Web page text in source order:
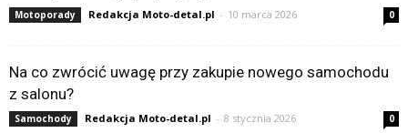
Motoporady Redakcja Moto-detal.pl - 10 marca 2026 0
Na co zwrócić uwagę przy zakupie nowego samochodu
z salonu?
Samochody Redakcja Moto-detal.pl - 8 stycznia 2026 0